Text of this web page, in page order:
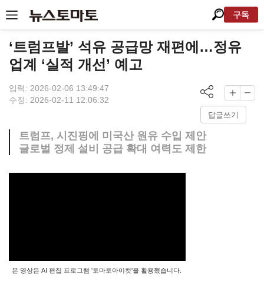
구독
‘트럼프발’ 석유 공급망 재편에…정유
업계 ‘실적 개선’ 예고
입력: 2026-02-06 13:49:47
수정: 2026-02-11 12:06:32
답글쓰기
트럼프, 시진핑에 미국산 원유 수입 제안
글로벌 정제 설비 공급 확대 여력도 제한
본 영상은 AI 편집 프로그램 '토마토아이컷'을 활용했습니다.